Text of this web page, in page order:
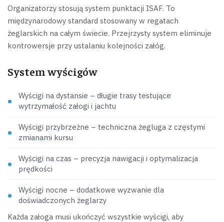
Organizatorzy stosują system punktacji ISAF. To
międzynarodowy standard stosowany w regatach
żeglarskich na całym świecie. Przejrzysty system eliminuje
kontrowersje przy ustalaniu kolejności załóg.
System wyścigów
Wyścigi na dystansie – długie trasy testujące
wytrzymałość załogi i jachtu
Wyścigi przybrzeżne – techniczna żegluga z częstymi
zmianami kursu
Wyścigi na czas – precyzja nawigacji i optymalizacja
prędkości
Wyścigi nocne – dodatkowe wyzwanie dla
doświadczonych żeglarzy
Każda załoga musi ukończyć wszystkie wyścigi, aby